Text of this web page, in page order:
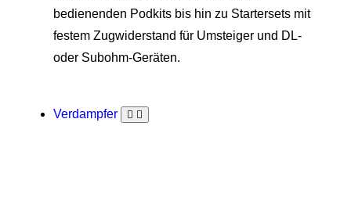
bedienenden Podkits bis hin zu Startersets mit
festem Zugwiderstand für Umsteiger und DL-
oder Subohm-Geräten.
Verdampfer